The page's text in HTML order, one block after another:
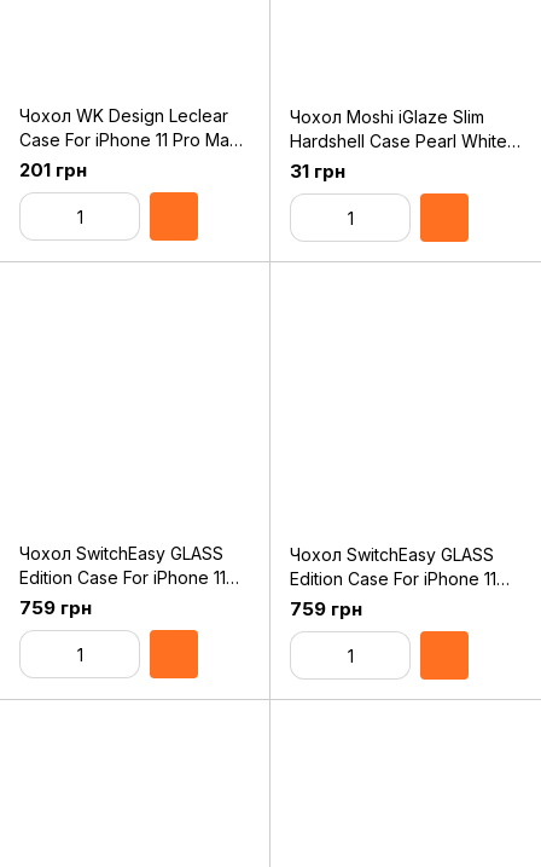
Чохол WK Design Leclear
Case For iPhone 11 Pro Max
Black (WPC-105)
201 грн
Чохол Moshi iGlaze Slim
Hardshell Case Pearl White
for iPhone 11 Pro Max
(99MO113105)
31 грн
Чохол SwitchEasy GLASS
Edition Case For iPhone 11
Pro Max White (GS-103-83-
185-12)
759 грн
Чохол SwitchEasy GLASS
Edition Case For iPhone 11
Pro Max Black (GS-103-83-
185-11)
759 грн